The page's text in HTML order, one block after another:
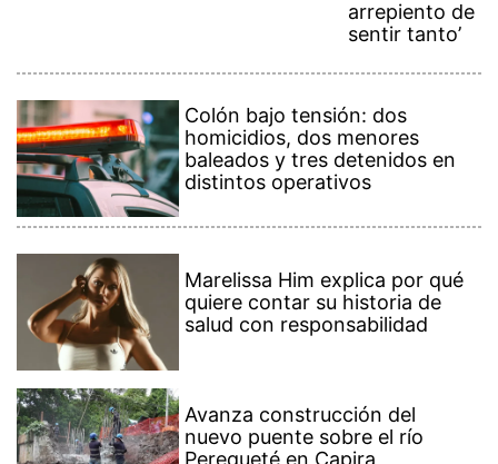
arrepiento de
sentir tanto’
Colón bajo tensión: dos
homicidios, dos menores
baleados y tres detenidos en
distintos operativos
Marelissa Him explica por qué
quiere contar su historia de
salud con responsabilidad
Avanza construcción del
nuevo puente sobre el río
Perequeté en Capira